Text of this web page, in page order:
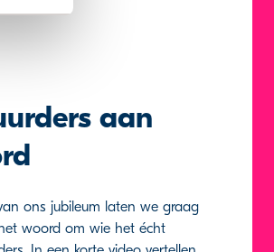
aan
ons jubileum laten we graag
woord om wie het écht